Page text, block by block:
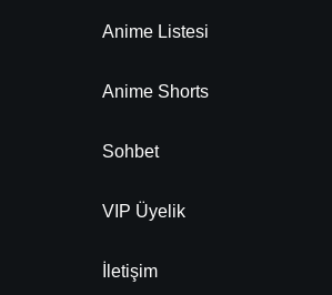
Anime Listesi
Anime Shorts
Sohbet
VIP Üyelik
İletişim